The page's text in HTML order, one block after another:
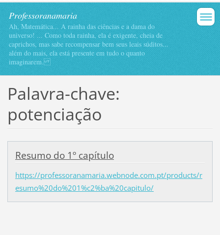
Professoranamaria
Ah, Matemática... A rainha das ciências e a dama do
universo! ... Como toda rainha, ela é exigente, cheia de
caprichos, mas sabe recompensar bem seus leais súditos...
além do mais, ela está presente em tudo o quanto
imaginarem.
Palavra-chave:
potenciação
Resumo do 1º capítulo
https://professoranamaria.webnode.com.pt/products/r
esumo%20do%201%c2%ba%20capitulo/